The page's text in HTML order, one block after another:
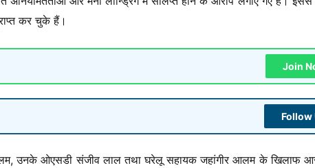
कर चुके हैं।
Join
Follow
उनके ओएसडी संजीव लाल तथा घरेलू सहायक जहांगीर आलम के खिलाफ